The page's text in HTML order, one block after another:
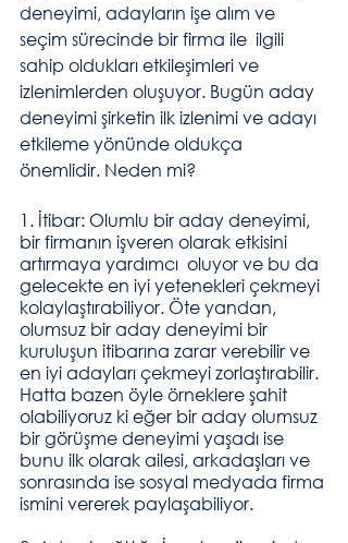
deneyimi, adayların işe alım ve
seçim sürecinde bir firma ile  ilgili
sahip oldukları etkileşimleri ve
izlenimlerden oluşuyor. Bugün aday
deneyimi şirketin ilk izlenimi ve adayı
etkileme yönünde oldukça
önemlidir. Neden mi?
1. İtibar: Olumlu bir aday deneyimi,
bir firmanın işveren olarak etkisini
artırmaya yardımcı  oluyor ve bu da
gelecekte en iyi yetenekleri çekmeyi
kolaylaştırabiliyor. Öte yandan,
olumsuz bir aday deneyimi bir
kuruluşun itibarına zarar verebilir ve
en iyi adayları çekmeyi zorlaştırabilir.
Hatta bazen öyle örneklere şahit
olabiliyoruz ki eğer bir aday olumsuz
bir görüşme deneyimi yaşadı ise
bunu ilk olarak ailesi, arkadaşları ve
sonrasında ise sosyal medyada firma
ismini vererek paylaşabiliyor.